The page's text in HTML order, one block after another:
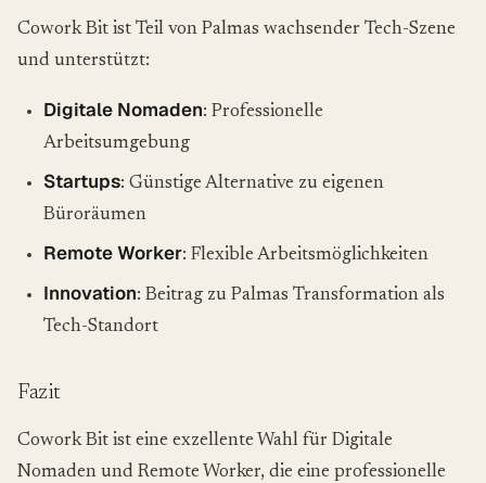
Cowork Bit ist Teil von Palmas wachsender Tech-Szene
und unterstützt:
Digitale Nomaden: Professionelle
Arbeitsumgebung
Startups: Günstige Alternative zu eigenen
Büroräumen
Remote Worker: Flexible Arbeitsmöglichkeiten
Innovation: Beitrag zu Palmas Transformation als
Tech-Standort
Fazit
Cowork Bit ist eine exzellente Wahl für Digitale
Nomaden und Remote Worker, die eine professionelle